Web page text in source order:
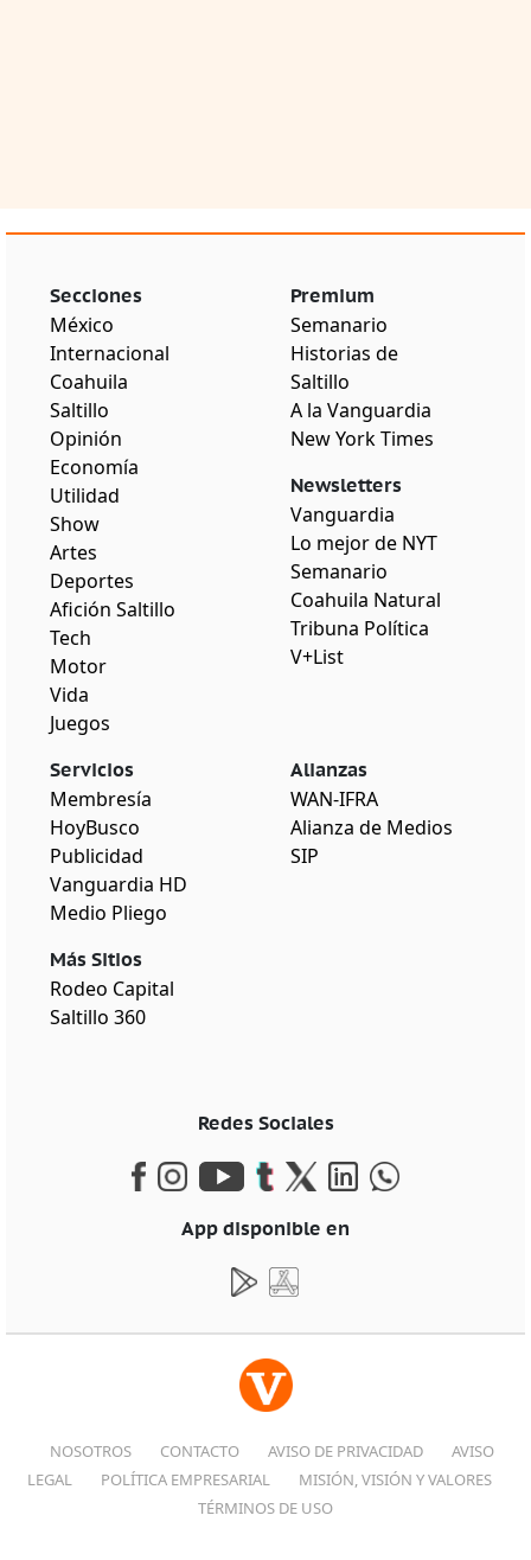
Secciones
México
Internacional
Coahuila
Saltillo
Opinión
Economía
Utilidad
Show
Artes
Deportes
Afición Saltillo
Tech
Motor
Vida
Juegos
Premium
Semanario
Historias de
Saltillo
A la Vanguardia
New York Times
Newsletters
Vanguardia
Lo mejor de NYT
Semanario
Coahuila Natural
Tribuna Política
V+List
Servicios
Membresía
HoyBusco
Publicidad
Vanguardia HD
Medio Pliego
Más Sitios
Rodeo Capital
Saltillo 360
Alianzas
WAN-IFRA
Alianza de Medios
SIP
Redes Sociales
App disponible en
NOSOTROS CONTACTO AVISO DE PRIVACIDAD
AVISO
LEGAL
POLÍTICA EMPRESARIAL
MISIÓN, VISIÓN Y VALORES
TÉRMINOS DE USO